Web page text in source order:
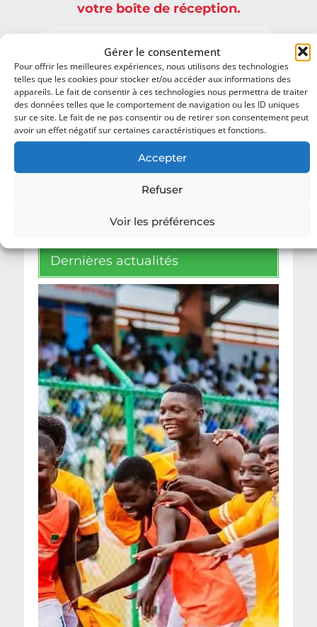
Gérer le consentement
Pour offrir les meilleures expériences, nous utilisons des technologies
telles que les cookies pour stocker et/ou accéder aux informations des
appareils. Le fait de consentir à ces technologies nous permettra de traiter
des données telles que le comportement de navigation ou les ID uniques
sur ce site. Le fait de ne pas consentir ou de retirer son consentement peut
avoir un effet négatif sur certaines caractéristiques et fonctions.
Accepter
Refuser
Voir les préférences
votre boîte de réception.
Vos données ne seront pas diffusées !
politique de confidentialité
pour plus d’informations.
Dernières actualités